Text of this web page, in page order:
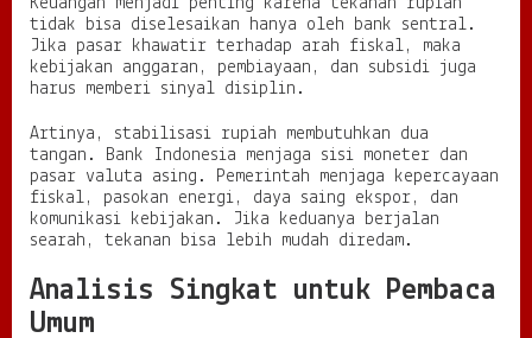
tidak bisa diselesaikan hanya oleh bank sentral.
Jika pasar khawatir terhadap arah fiskal, maka
kebijakan anggaran, pembiayaan, dan subsidi juga
harus memberi sinyal disiplin.
Artinya, stabilisasi rupiah membutuhkan dua
tangan. Bank Indonesia menjaga sisi moneter dan
pasar valuta asing. Pemerintah menjaga kepercayaan
fiskal, pasokan energi, daya saing ekspor, dan
komunikasi kebijakan. Jika keduanya berjalan
searah, tekanan bisa lebih mudah diredam.
Analisis Singkat untuk Pembaca
Umum